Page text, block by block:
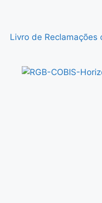
Livro de Reclamações